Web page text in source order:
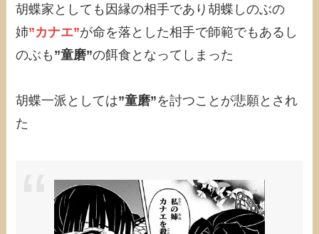
胡蝶家としても因縁の相手であり胡蝶しのぶの
姉”カナエ”が命を落とした相手で師範でもあるし
のぶも ”童磨”の餌食となってしまった
胡蝶一派としては”童磨”を討つことが悲願とされ
た